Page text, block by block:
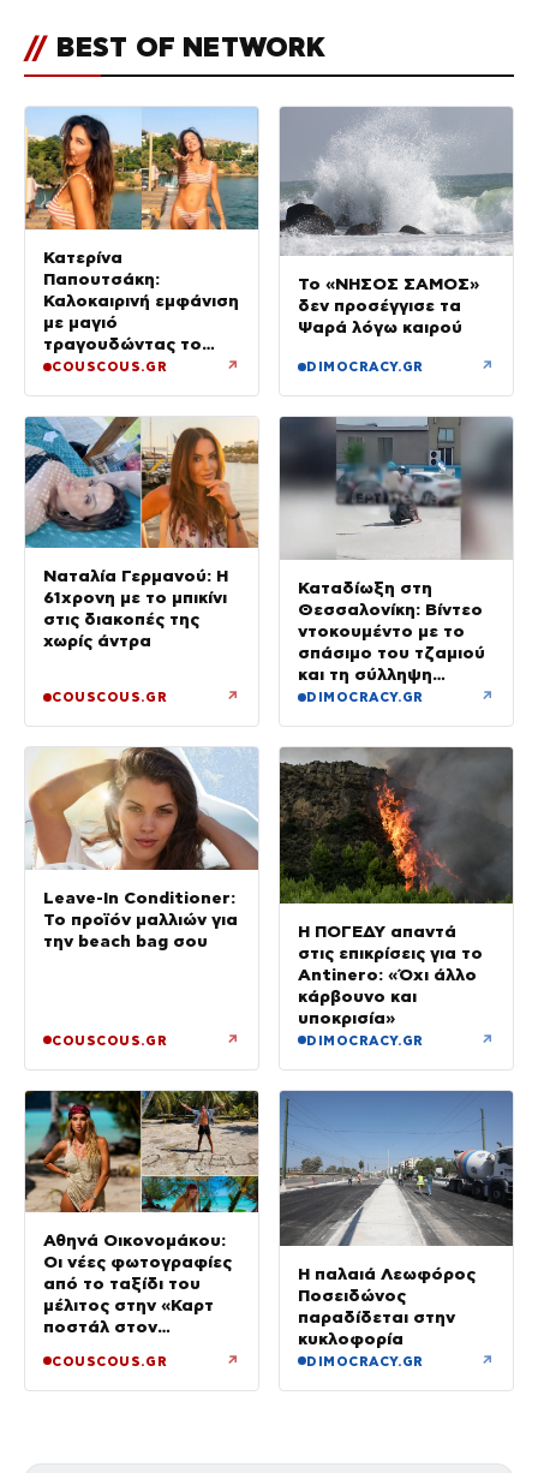
// BEST OF NETWORK
Κατερίνα
Παπουτσάκη:
Καλοκαιρινή εμφάνιση
με μαγιό
τραγουδώντας το
«Καλοκαιρινά
COUSCOUS.GR ↗
Το «ΝΗΣΟΣ ΣΑΜΟΣ»
δεν προσέγγισε τα
Ψαρά λόγω καιρού
DIMOCRACY.GR ↗
Ναταλία Γερμανού: Η
61χρονη με το μπικίνι
στις διακοπές της
χωρίς άντρα
COUSCOUS.GR ↗
Καταδίωξη στη
Θεσσαλονίκη: Βίντεο
ντοκουμέντο με το
σπάσιμο του τζαμιού
και τη σύλληψη
37χρονου με
DIMOCRACY.GR ↗
Leave-In Conditioner:
Το προϊόν μαλλιών για
την beach bag σου
COUSCOUS.GR ↗
Η ΠΟΓΕΔΥ απαντά
στις επικρίσεις για το
Antinero: «Όχι άλλο
κάρβουνο και
υποκρισία»
DIMOCRACY.GR ↗
Αθηνά Οικονομάκου:
Οι νέες φωτογραφίες
από το ταξίδι του
μέλιτος στην «Καρτ
ποστάλ στον
COUSCOUS.GR ↗
Η παλαιά Λεωφόρος
Ποσειδώνος
παραδίδεται στην
κυκλοφορία
DIMOCRACY.GR ↗